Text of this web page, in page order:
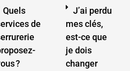
Quels
de
?
J’ai perdu
mes clés,
est-ce que
je dois
changer